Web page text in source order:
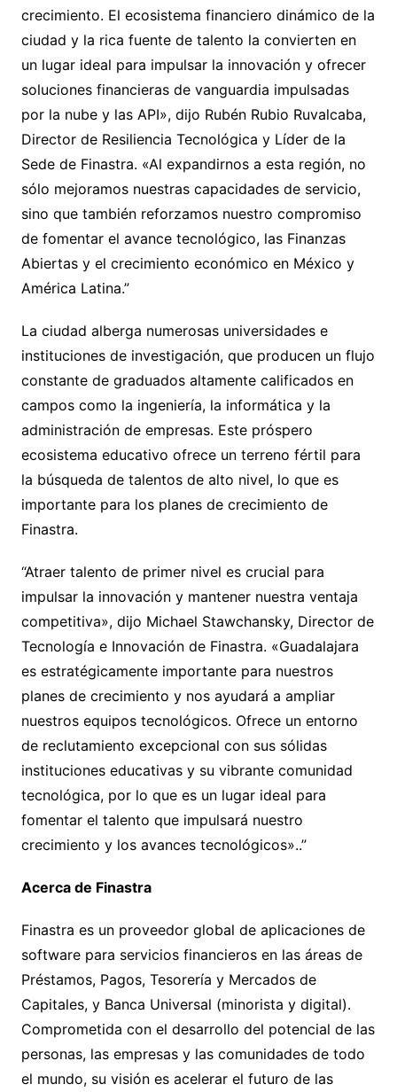
crecimiento. El ecosistema financiero dinámico de la
ciudad y la rica fuente de talento la convierten en
un lugar ideal para impulsar la innovación y ofrecer
soluciones financieras de vanguardia impulsadas
por la nube y las API», dijo Rubén Rubio Ruvalcaba,
Director de Resiliencia Tecnológica y Líder de la
Sede de Finastra. «Al expandirnos a esta región, no
sólo mejoramos nuestras capacidades de servicio,
sino que también reforzamos nuestro compromiso
de fomentar el avance tecnológico, las Finanzas
Abiertas y el crecimiento económico en México y
América Latina.”
La ciudad alberga numerosas universidades e
instituciones de investigación, que producen un flujo
constante de graduados altamente calificados en
campos como la ingeniería, la informática y la
administración de empresas. Este próspero
ecosistema educativo ofrece un terreno fértil para
la búsqueda de talentos de alto nivel, lo que es
importante para los planes de crecimiento de
Finastra.
“Atraer talento de primer nivel es crucial para
impulsar la innovación y mantener nuestra ventaja
competitiva», dijo Michael Stawchansky, Director de
Tecnología e Innovación de Finastra. «Guadalajara
es estratégicamente importante para nuestros
planes de crecimiento y nos ayudará a ampliar
nuestros equipos tecnológicos. Ofrece un entorno
de reclutamiento excepcional con sus sólidas
instituciones educativas y su vibrante comunidad
tecnológica, por lo que es un lugar ideal para
fomentar el talento que impulsará nuestro
crecimiento y los avances tecnológicos»..”
Acerca de Finastra
Finastra es un proveedor global de aplicaciones de
software para servicios financieros en las áreas de
Préstamos, Pagos, Tesorería y Mercados de
Capitales, y Banca Universal (minorista y digital).
Comprometida con el desarrollo del potencial de las
personas, las empresas y las comunidades de todo
el mundo, su visión es acelerar el futuro de las